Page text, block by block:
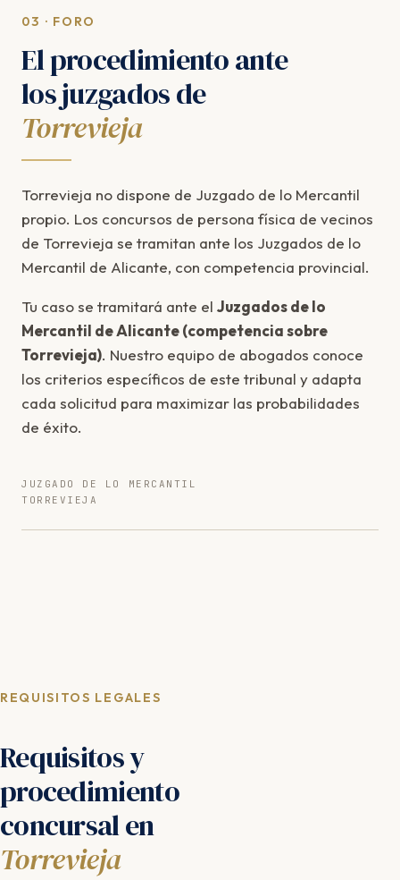
03 · FORO
El procedimiento ante
los juzgados de
Torrevieja
Torrevieja no dispone de Juzgado de lo Mercantil
propio. Los concursos de persona física de vecinos
de Torrevieja se tramitan ante los Juzgados de lo
Mercantil de Alicante, con competencia provincial.
Tu caso se tramitará ante el Juzgados de lo
Mercantil de Alicante (competencia sobre
Torrevieja). Nuestro equipo de abogados conoce
los criterios específicos de este tribunal y adapta
cada solicitud para maximizar las probabilidades
de éxito.
JUZGADO DE LO MERCANTIL
TORREVIEJA
REQUISITOS LEGALES
Requisitos y
procedimiento
concursal en
Torrevieja